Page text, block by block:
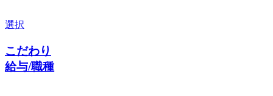
選択
こだわり
給与/職種